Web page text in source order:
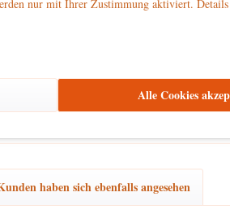
haben sich ebenfalls angesehen
nur mit Ihrer Zustimmung aktiviert.
Alle Cookies